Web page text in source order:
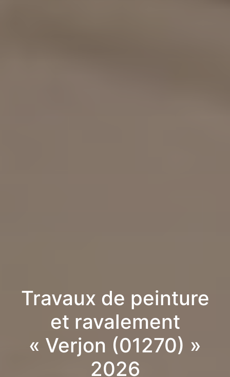
Travaux de peinture
et ravalement
« Verjon (01270) »
2026